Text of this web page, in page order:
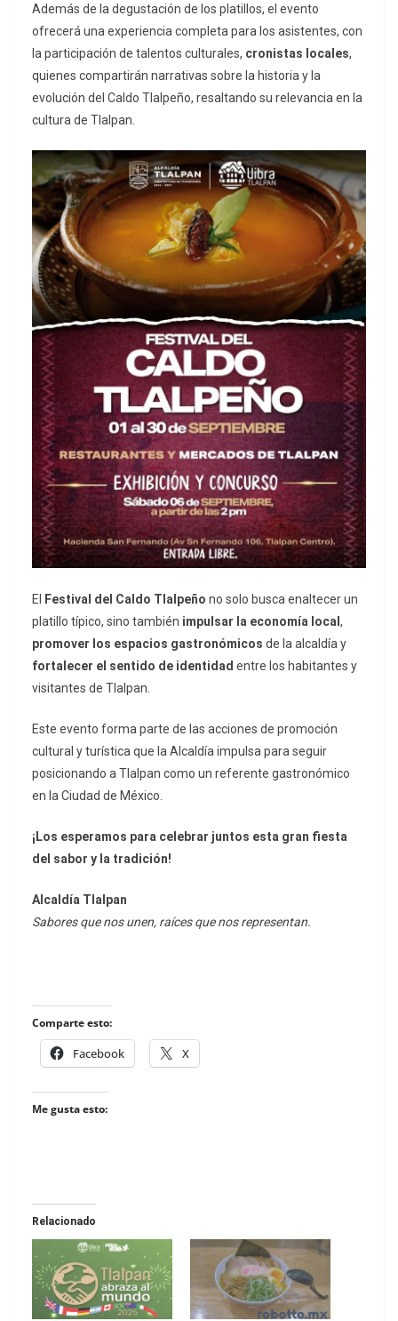
Además de la degustación de los platillos, el evento
ofrecerá una experiencia completa para los asistentes, con
la participación de talentos culturales, cronistas locales,
quienes compartirán narrativas sobre la historia y la
evolución del Caldo Tlalpeño, resaltando su relevancia en la
cultura de Tlalpan.
El Festival del Caldo Tlalpeño no solo busca enaltecer un
platillo típico, sino también impulsar la economía local ,
promover los espacios gastronómicos de la alcaldía y
fortalecer el sentido de identidad entre los habitantes y
visitantes de Tlalpan.
Este evento forma parte de las acciones de promoción
cultural y turística que la Alcaldía impulsa para seguir
posicionando a Tlalpan como un referente gastronómico
en la Ciudad de México.
¡Los esperamos para celebrar juntos esta gran fiesta
del sabor y la tradición!
Alcaldía Tlalpan
Sabores que nos unen, raíces que nos representan.
Comparte esto:
Facebook X
Me gusta esto:
Relacionado